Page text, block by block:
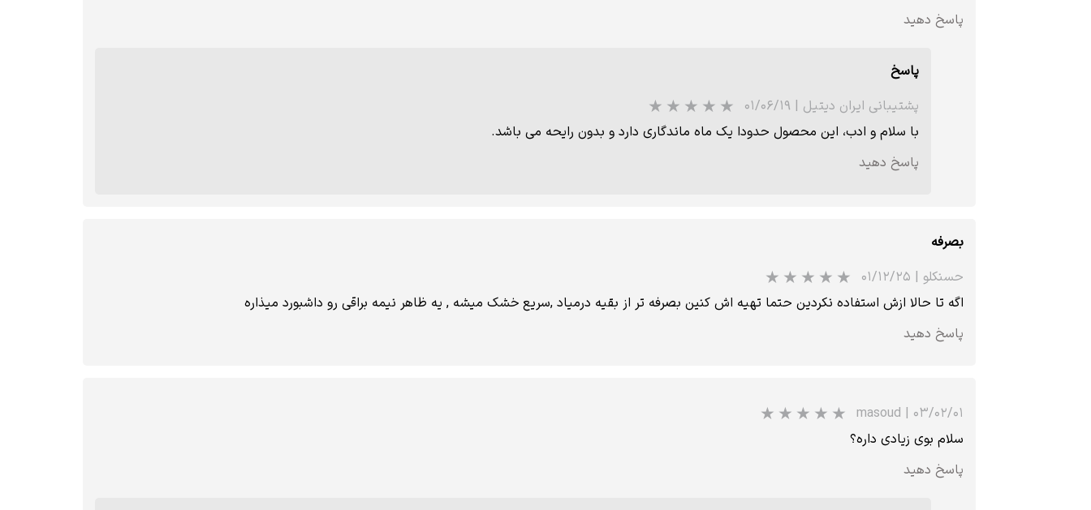
پاسخ دهید
پاسخ
پشتیبانی ایران دیتیل | ۰۱/۰۶/۱۹
با سلام و ادب، این محصول حدودا یک ماه ماندگاری دارد و بدون رایحه می باشد.
پاسخ دهید
بصرفه
حسنکلو | ۰۱/۱۲/۲۵
اگه تا حالا ازش استفاده نکردین حتما تهیه اش کنین بصرفه تر از بقیه درمیاد ,سریع خشک میشه , یه ظاهر نیمه براقی رو داشبورد میذاره
پاسخ دهید
masoud | ۰۳/۰۲/۰۱
سلام بوی زیادی داره؟
پاسخ دهید